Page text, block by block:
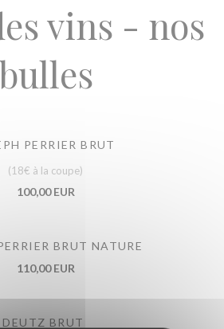
vins - nos
PERRIER BRUT
(18€ à la coupe)
100,00 EUR
BRUT NATURE
110,00 EUR
DEUTZ BRUT